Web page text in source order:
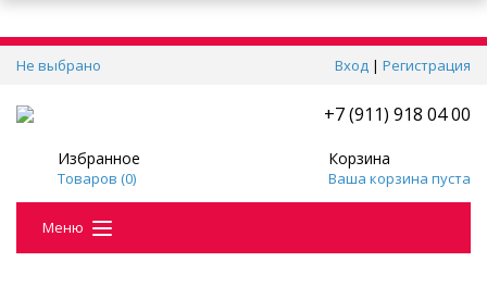
Не выбрано Вход | Регистрация
+7 (911) 918 04 00
Избранное
Товаров (0)
Корзина
Ваша корзина пуста
Меню